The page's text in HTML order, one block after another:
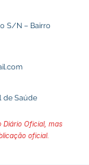
S/N – Bairro
de Saúde
Diário Oficial, mas
oficial.